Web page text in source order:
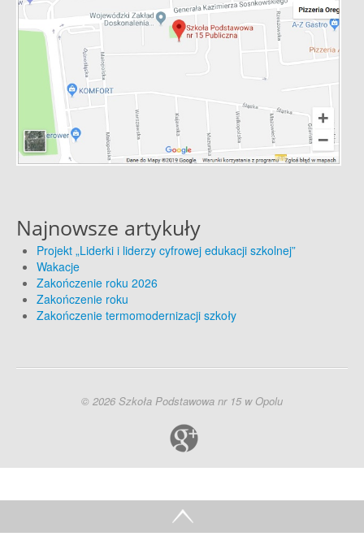
Najnowsze artykuły
Projekt „Liderki i liderzy cyfrowej edukacji szkolnej”
Wakacje
Zakończenie roku 2026
Zakończenie roku
Zakończenie termomodernizacji szkoły
© 2026 Szkoła Podstawowa nr 15 w Opolu